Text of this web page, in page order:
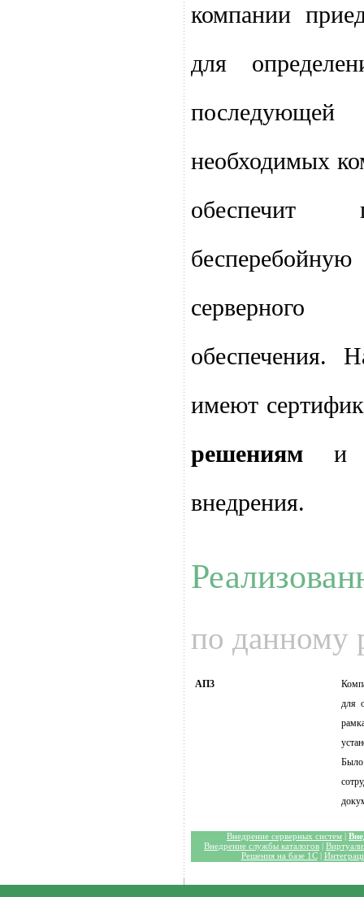
компании
для
необходимых
обеспечит
обеспечения.
имеют
решениям и
внедрения.
по данному
АП3
для
Внедрение серверных систем |
Внедрение службы каталогов |
Решения на базе 1С|